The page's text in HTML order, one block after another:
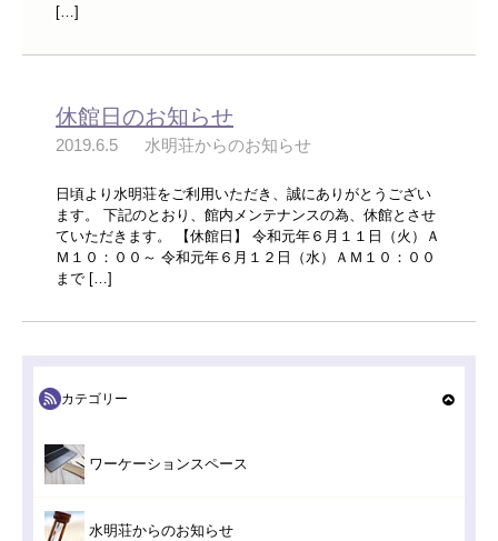
[…]
休館日のお知らせ
2019.6.5 水明荘からのお知らせ
日頃より水明荘をご利用いただき、誠にありがとうござい
ます。 下記のとおり、館内メンテナンスの為、休館とさせ
ていただきます。 【休館日】 令和元年６月１１日（火）Ａ
Ｍ１０：００～ 令和元年６月１２日（水）ＡＭ１０：００
まで […]
カテゴリー
ワーケーションスペース
水明荘からのお知らせ